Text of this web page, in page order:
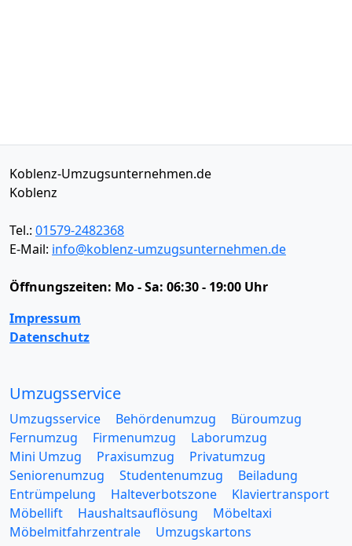
Koblenz-Umzugsunternehmen.de
Koblenz
Tel.: 01579-2482368
E-Mail: info@koblenz-umzugsunternehmen.de
Öffnungszeiten: Mo - Sa: 06:30 - 19:00 Uhr
Impressum
Datenschutz
Umzugsservice
Umzugsservice Behördenumzug
Büroumzug
Fernumzug
Firmenumzug
Laborumzug
Mini Umzug
Praxisumzug
Privatumzug
Seniorenumzug
Studentenumzug
Beiladung
Entrümpelung
Halteverbotszone
Klaviertransport
Möbellift
Haushaltsauflösung
Möbeltaxi
Möbelmitfahrzentrale
Umzugskartons